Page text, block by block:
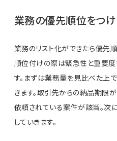
業務の優先順位をつ
業務のリスト化ができたら優先
順位付けの際は緊急性と重要
す。まずは業務量を見比べた上
きます。取引先からの納品期限
依頼されている案件が該当。次
していきます。